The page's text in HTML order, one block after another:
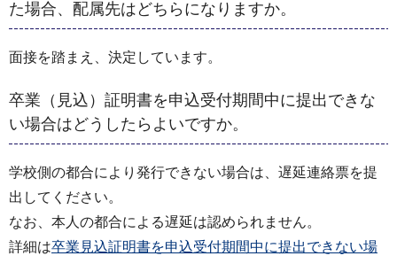
た場合、配属先はどちらになりますか。
面接を踏まえ、決定しています。
卒業（見込）証明書を申込受付期間中に提出できな
い場合はどうしたらよいですか。
学校側の都合により発行できない場合は、遅延連絡票を提
出してください。
なお、本人の都合による遅延は認められません。
詳細は卒業見込証明書を申込受付期間中に提出できない場